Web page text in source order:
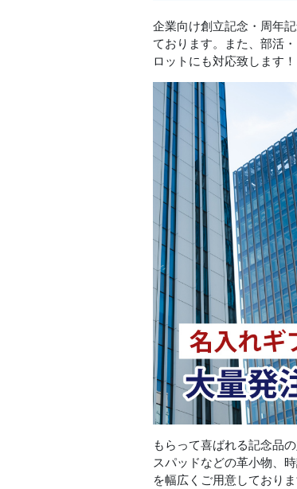
企業向け創立記念・周年
ております。また、部活
ロットにも対応致します
もらって喜ばれる記念品
スパッドなどの革小物、
を幅広くご用意しており